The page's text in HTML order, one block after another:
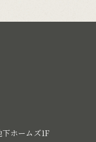
ホームズ1F